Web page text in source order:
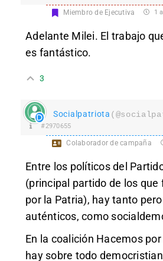
Miembro de Ejecutiva 1
Adelante Milei. El trabajo
es fantástico.
3
Socialpatriota
#2970655
Colaborador de campaña
Entre los políticos del
(principal partido de los que
por la Patria), hay tanto
auténticos, como
En la coalición Hacemos
hay sobre todo